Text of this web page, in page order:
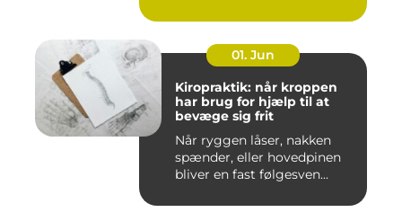
01. Jun
Kiropraktik: når kroppen
har brug for hjælp til at
bevæge sig frit
Når ryggen låser, nakken
spænder, eller hovedpinen
bliver en fast følgesven...